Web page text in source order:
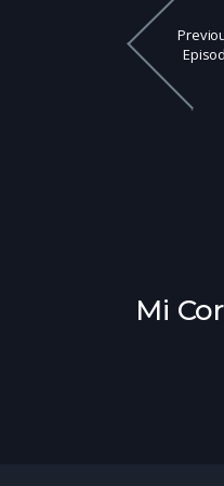
Mi